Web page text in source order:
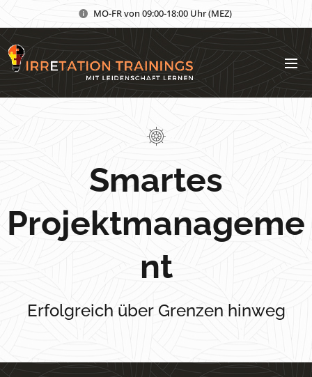
MO-FR von 09:00-18:00 Uhr (MEZ)
Smartes
Projektmanageme
nt
Erfolgreich über Grenzen hinweg